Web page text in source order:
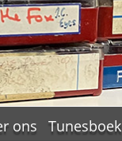
ons Tunesboek